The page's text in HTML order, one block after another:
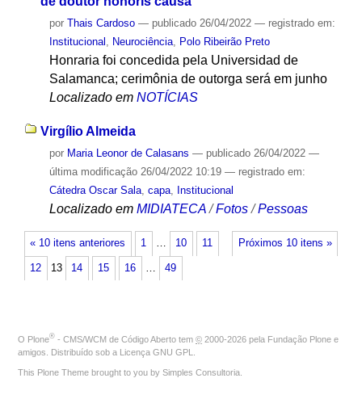
por Thais Cardoso — publicado26/04/2022 — registrado em:
Institucional
Neurociência, Polo Ribeirão Preto
Honraria foi concedida pela Universidad de
Salamanca; cerimônia de outorga será em junho
Localizado em NOTÍCIAS
Virgílio Almeida
por Maria Leonor de Calasans — publicado26/04/2022 —
última modificação26/04/2022 10:19 — registrado em:
Cátedra Oscar Sala, capa, Institucional
Localizado em MIDIATECA /Fotos /Pessoas
« 10 itens anteriores Próximos 10 itens »
1 … 10 11
12 13 14 15 16 … 49
O Plone® - CMS/WCM de Código Aberto tem © 2000-2026 pela Fundação Plone e
amigos. Distribuído sob a Licença GNU GPL
This Plone Theme brought to you by Simples Consultoria